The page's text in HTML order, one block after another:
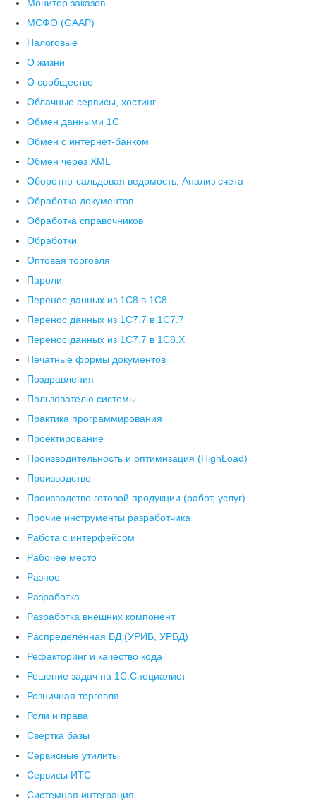
Монитор заказов
МСФО (GAAP)
Налоговые
О жизни
О сообществе
Облачные сервисы, хостинг
Обмен данными 1С
Обмен с интернет-банком
Обмен через XML
Оборотно-сальдовая ведомость, Анализ счета
Обработка документов
Обработка справочников
Обработки
Оптовая торговля
Пароли
Перенос данных из 1C8 в 1C8
Перенос данных из 1С7.7 в 1C7.7
Перенос данных из 1С7.7 в 1C8.X
Печатные формы документов
Поздравления
Пользователю системы
Практика программирования
Проектирование
Производительность и оптимизация (HighLoad)
Производство
Производство готовой продукции (работ, услуг)
Прочие инструменты разработчика
Работа с интерфейсом
Рабочее место
Разное
Разработка
Разработка внешних компонент
Распределенная БД (УРИБ, УРБД)
Рефакторинг и качество кода
Решение задач на 1С:Специалист
Розничная торговля
Роли и права
Свертка базы
Сервисные утилиты
Сервисы ИТС
Системная интеграция